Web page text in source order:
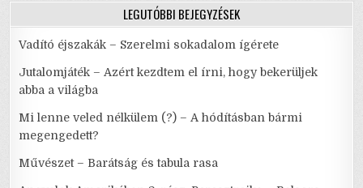
LEGUTÓBBI BEJEGYZÉSEK
Vadító éjszakák – Szerelmi sokadalom ígérete
Jutalomjáték – Azért kezdtem el írni, hogy bekerüljek
abba a világba
Mi lenne veled nélkülem (?) – A hódításban bármi
megengedett?
Művészet – Barátság és tabula rasa